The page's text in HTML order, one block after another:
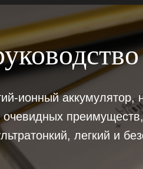
ионный
преимуществ,
легкий и